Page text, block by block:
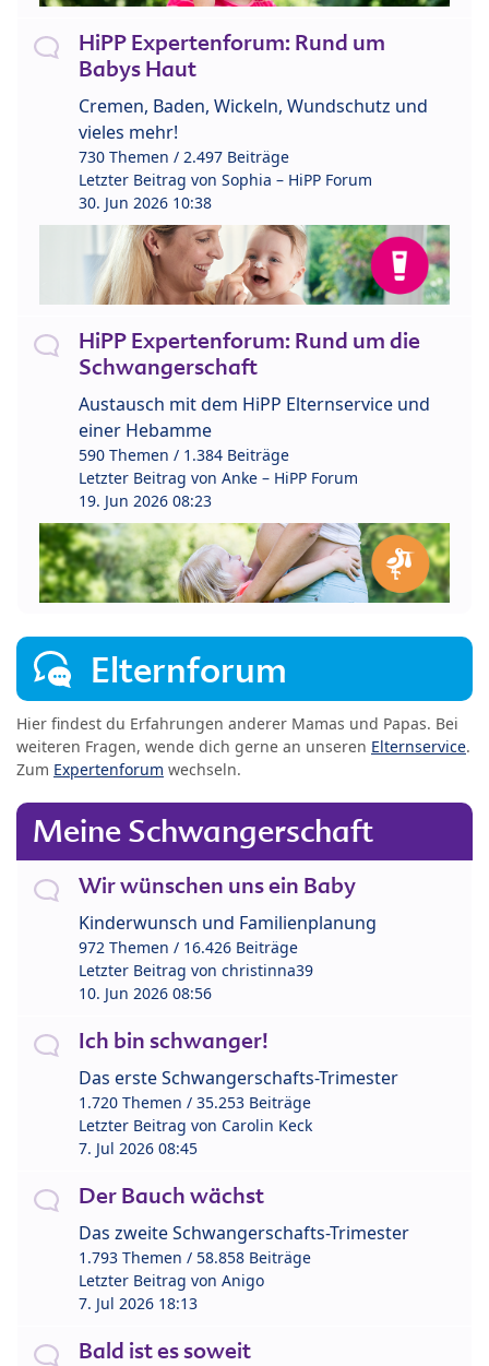
HiPP Expertenforum: Rund um
Babys Haut
Cremen, Baden, Wickeln, Wundschutz und
vieles mehr!
730 Themen / 2.497 Beiträge
Letzter Beitrag von Sophia – HiPP Forum
30. Jun 2026 10:38
HiPP Expertenforum: Rund um die
Schwangerschaft
Austausch mit dem HiPP Elternservice und
einer Hebamme
590 Themen / 1.384 Beiträge
Letzter Beitrag von Anke – HiPP Forum
19. Jun 2026 08:23
Elternforum
Hier findest du Erfahrungen anderer Mamas und Papas. Bei
weiteren Fragen, wende dich gerne an unseren Elternservice.
Zum Expertenforum wechseln.
Meine Schwangerschaft
Wir wünschen uns ein Baby
Kinderwunsch und Familienplanung
972 Themen / 16.426 Beiträge
Letzter Beitrag von christinna39
10. Jun 2026 08:56
Ich bin schwanger!
Das erste Schwangerschafts-Trimester
1.720 Themen / 35.253 Beiträge
Letzter Beitrag von Carolin Keck
7. Jul 2026 08:45
Der Bauch wächst
Das zweite Schwangerschafts-Trimester
1.793 Themen / 58.858 Beiträge
Letzter Beitrag von Anigo
7. Jul 2026 18:13
Bald ist es soweit